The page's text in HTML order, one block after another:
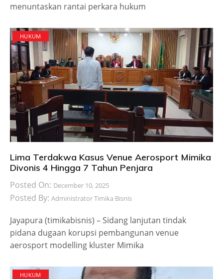
menuntaskan rantai perkara hukum
HUKUM
Lima Terdakwa Kasus Venue Aerosport Mimika
Divonis 4 Hingga 7 Tahun Penjara
Posted On: December 10, 2025
Posted By: Administrator Timika Bisnis
Jayapura (timikabisnis) – Sidang lanjutan tindak
pidana dugaan korupsi pembangunan venue
aerosport modelling kluster Mimika
HUKUM